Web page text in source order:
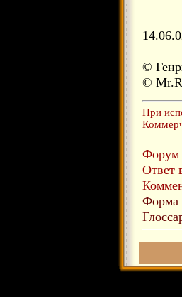
©
©
При
Форум
Ответ
Форма